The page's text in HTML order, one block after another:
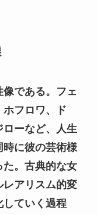
である。フェ
フロワ、ド
ーなど、人生
に彼の芸術様
。古典的な女
アリスム的変
していく過程